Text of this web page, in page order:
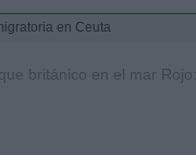
en Ceuta
la situación en Ceuta
británico en el mar Rojo: